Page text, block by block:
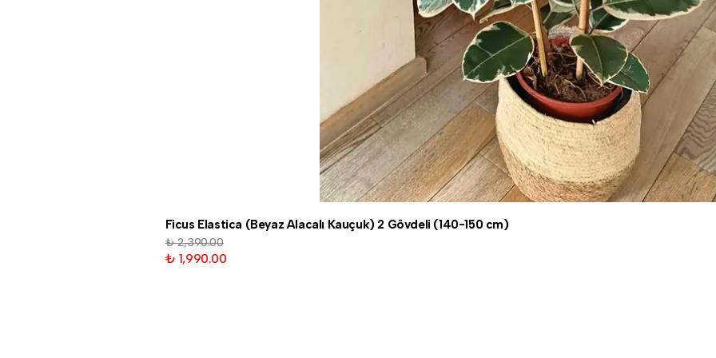
Ficus Elastica (Beyaz Alacalı Kauçuk) 2 Gövdeli (140-150 cm)
₺ 2,390.00
₺ 1,990.00